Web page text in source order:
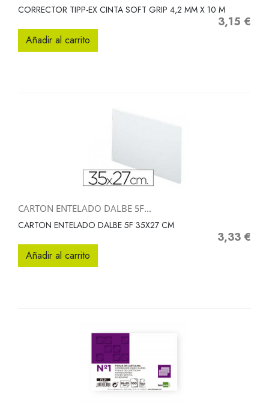
CORRECTOR TIPP-EX CINTA SOFT GRIP 4,2 MM X 10 M
Precio
3,15 €
Añadir al carrito
CARTON ENTELADO DALBE 5F...
CARTON ENTELADO DALBE 5F 35X27 CM
Precio
3,33 €
Añadir al carrito